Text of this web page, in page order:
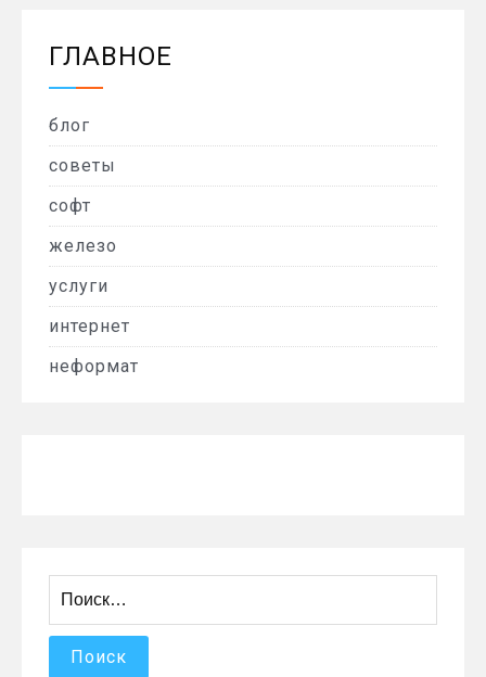
ГЛАВНОЕ
блог
советы
софт
железо
услуги
интернет
неформат